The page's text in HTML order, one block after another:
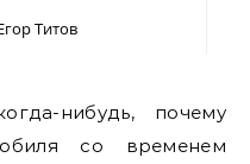
Титов
со временем